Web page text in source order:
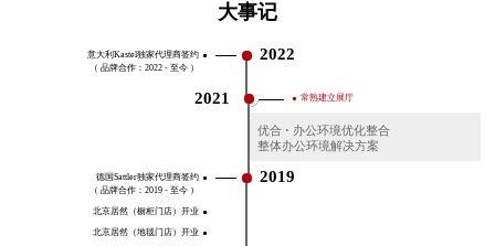
大事记
2022
意大利Kastel独家代理商签约
（ 品牌合作：2022 - 至今 ）
2021 常熟建立展厅
优合 · 办公环境优化整合
整体办公环境解决方案
2019
德国Sattler独家代理商签约
（ 品牌合作：2019 - 至今 ）
北京居然（橱柜门店）开业
北京居然（地毯门店）开业